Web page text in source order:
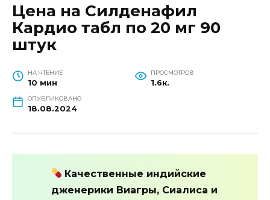
Цена на Силденафил
Кардио табл по 20 мг 90
штук
НА ЧТЕНИЕ
10 мин
ПРОСМОТРОВ
1.6к.
ОПУБЛИКОВАНО
18.08.2024
Качественные индийские
дженерики Виагры, Сиалиса и